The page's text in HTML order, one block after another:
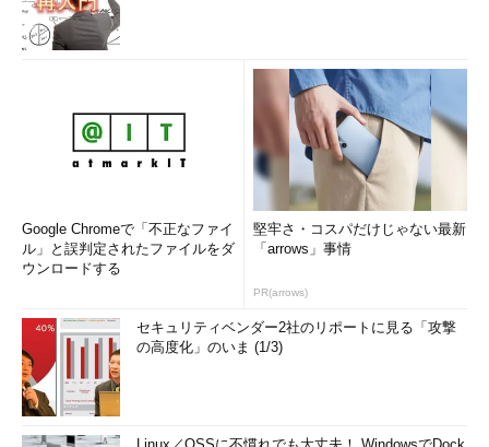
Google Chromeで「不正なファイ
ル」と誤判定されたファイルをダ
ウンロードする
堅牢さ・コスパだけじゃない最新
「arrows」事情
PR(arrows)
セキュリティベンダー2社のリポートに見る「攻撃
の高度化」のいま (1/3)